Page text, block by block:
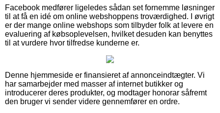
Facebook medfører ligeledes sådan set fornemme løsninger
til at få en idé om online webshoppens troværdighed. I øvrigt
er der mange online webshops som tilbyder folk at levere en
evaluering af købsoplevelsen, hvilket desuden kan benyttes
til at vurdere hvor tilfredse kunderne er.
Denne hjemmeside er finansieret af annonceindtægter. Vi
har samarbejder med masser af internet butikker og
introducerer deres produkter, og modtager honorar såfremt
den bruger vi sender videre gennemfører en ordre.